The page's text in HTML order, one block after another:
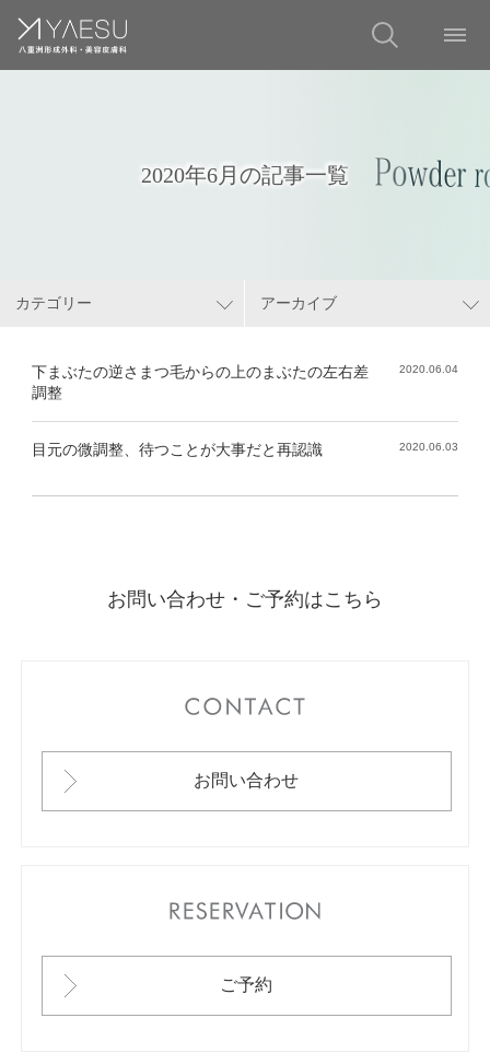
2020年6月の記事一覧
カテゴリー アーカイブ
下まぶたの逆さまつ毛からの上のまぶたの左右差
調整
2020.06.04
目元の微調整、待つことが大事だと再認識 2020.06.03
お問い合わせ・ご予約はこちら
お問い合わせ
ご予約